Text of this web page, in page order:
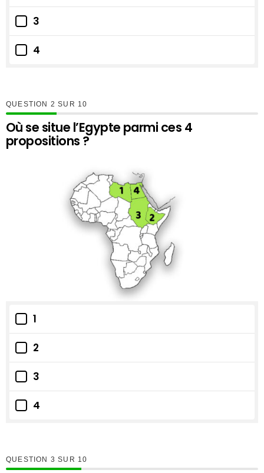
3
4
QUESTION SUR 10
Où se situe l’Egypte parmi ces 4
propositions ?
1
2
3
4
QUESTION SUR 10